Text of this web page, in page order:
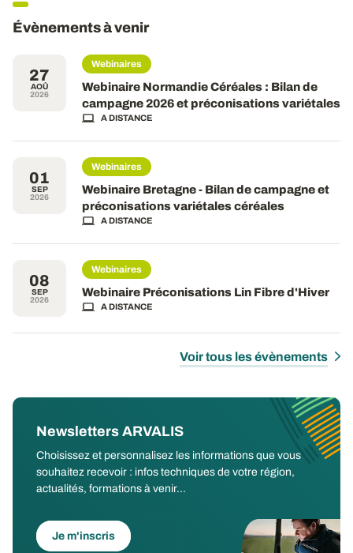
Évènements à venir
27
AOÛ
2026
Webinaires
Webinaire Normandie Céréales : Bilan de
campagne 2026 et préconisations variétales
A DISTANCE
01
SEP
2026
Webinaires
Webinaire Bretagne - Bilan de campagne et
préconisations variétales céréales
A DISTANCE
08
SEP
2026
Webinaires
Webinaire Préconisations Lin Fibre d'Hiver
A DISTANCE
Voir tous les évènements
Newsletters ARVALIS
Choisissez et personnalisez les informations que vous
souhaitez recevoir : infos techniques de votre région,
actualités, formations à venir...
Je m'inscris